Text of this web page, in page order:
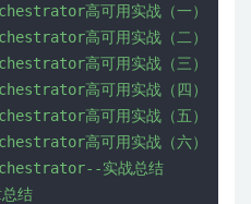
高可用实战（一）
高可用实战（二）
高可用实战（三）
高可用实战（四）
高可用实战（五）
高可用实战（六）
实战总结
结